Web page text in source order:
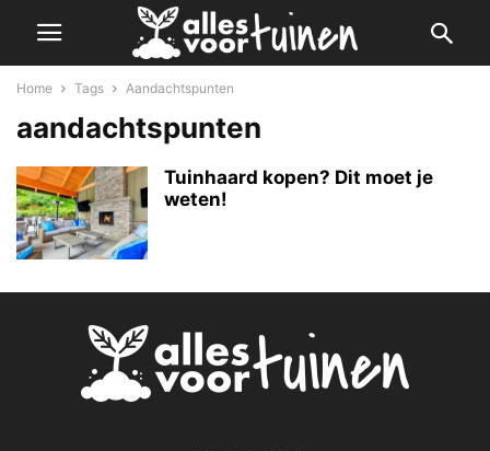
Home Tags Aandachtspunten
aandachtspunten
Tuinhaard kopen? Dit moet je
weten!